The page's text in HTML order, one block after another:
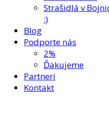
Strašidlá v
:)
Blog
Podporte nás
2%
Ďakujeme
Partneri
Kontakt